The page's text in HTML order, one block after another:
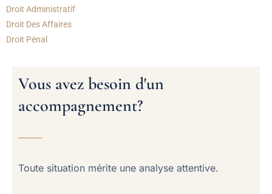
Droit Administratif
Droit Des Affaires
Droit Pénal
Vous avez besoin d'un
accompagnement?
Toute situation mérite une analyse attentive.